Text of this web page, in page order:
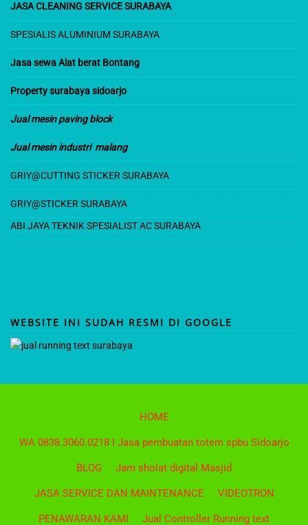
o
o
g
r
m
k
b
e
b
e
h
n
l
JASA CLEANING SERVICE SURABAYA
SPESIALIS ALUMINIUM SURABAYA
Jasa sewa Alat berat Bontang
Property surabaya sidoarjo
Jual mesin paving block
Jual mesin industri malang
GRIY@CUTTING STICKER SURABAYA
GRIY@STICKER SURABAYA
ABI JAYA TEKNIK SPESIALIST AC SURABAYA
WEBSITE INI SUDAH RESMI DI GOOGLE
HOME
WA 0838.3060.0218 I Jasa pembuatan totem spbu Sidoarjo
BLOG Jam sholat digital Masjid
JASA SERVICE DAN MAINTENANCE VIDEOTRON
PENAWARAN KAMI Jual Controller Running text